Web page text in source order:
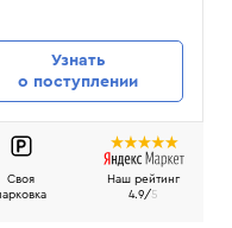
Узнать
о поступлении
Своя
Наш рейтинг
4.9/5